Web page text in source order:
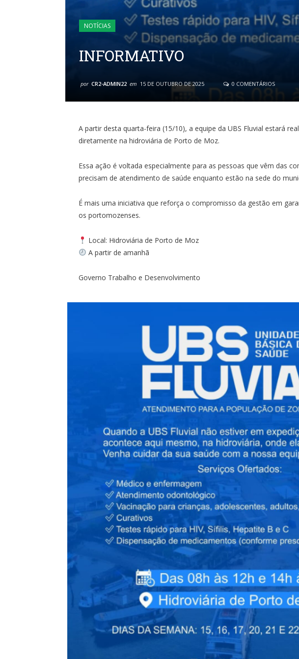
NOTÍCIAS
INFORMATIVO
por CR2-ADMIN22 em 15 DE OUTUBRO DE 2025 0 COMENTÁRIOS
A partir desta quarta-feira (15/10), a equipe da UBS Fluvial estará
diretamente na hidroviária de Porto de Moz.
Essa ação é voltada especialmente para as pessoas que vêm das
precisam de atendimento de saúde enquanto estão na sede do
É mais uma iniciativa que reforça o compromisso da gestão em
os portomozenses.
Local: Hidroviária de Porto de Moz
A partir de amanhã
Governo Trabalho e Desenvolvimento